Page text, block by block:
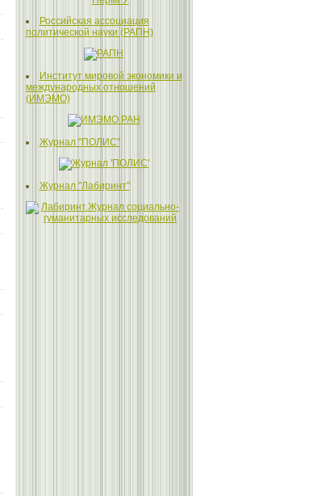
Российская ассоциация
политической науки (РАПН)
Институт мировой экономики и
международных отношений
(ИМЭМО)
Журнал "ПОЛИС"
Журнал "Лабиринт"